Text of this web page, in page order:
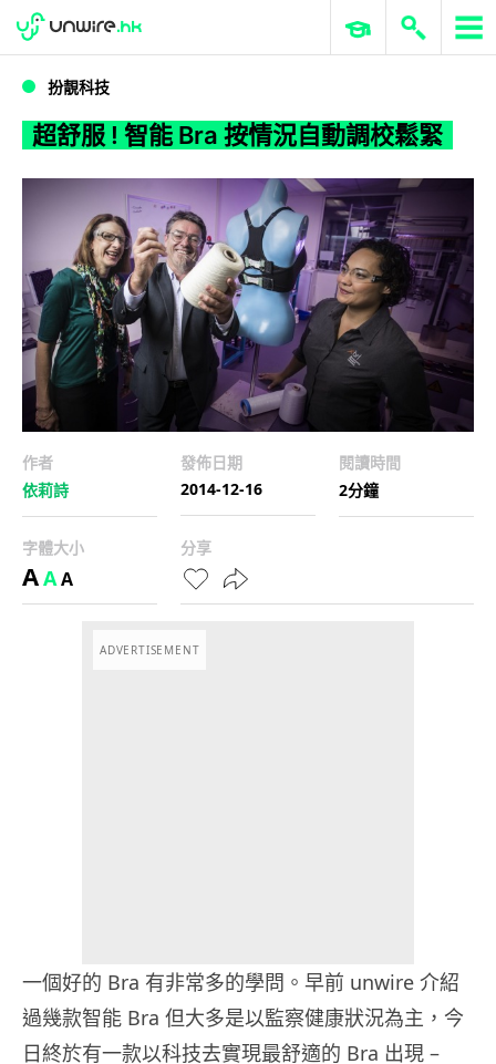
WWDC 2026 ERP 與商業 AI
扮靚科技
超舒服 ! 智能 Bra 按情況自動調校鬆緊
作者
依莉詩
發佈日期
2014-12-16
閱讀時間
2分鐘
字體大小
AAA
分享
ADVERTISEMENT
一個好的 Bra 有非常多的學問。早前 unwire 介紹
過幾款智能 Bra 但大多是以監察健康狀況為主，今
日終於有一款以科技去實現最舒適的 Bra 出現 –